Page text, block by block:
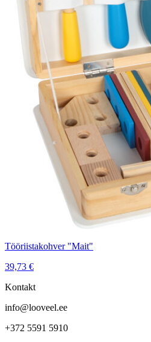
Tööriistakohver "Mait"
39,73 €
Kontakt
info@looveel.ee
+372 5591 5910